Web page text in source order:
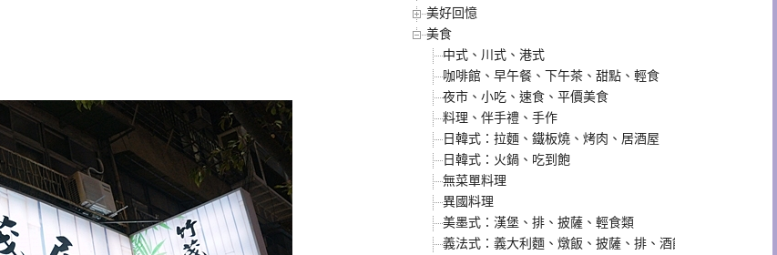
美好回憶
美食
中式、川式、港式
咖啡館、早午餐、下午茶、甜點、輕食
夜市、小吃、速食、平價美食
料理、伴手禮、手作
日韓式：拉麵、鐵板燒、烤肉、居酒屋
日韓式：火鍋、吃到飽
無菜單料理
異國料理
美墨式：漢堡、排、披薩、輕食類
義法式：義大利麵、燉飯、披薩、排、酒館類